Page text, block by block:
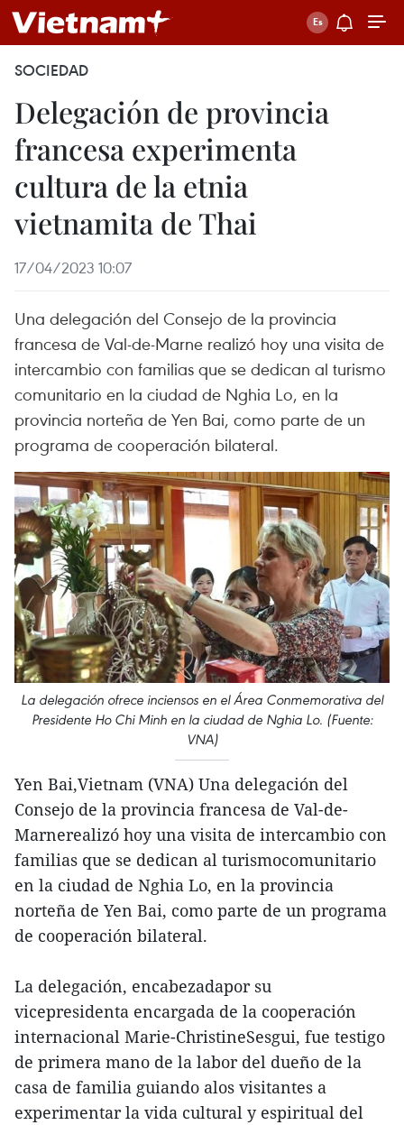
SOCIEDAD
Delegación de provincia
francesa experimenta
cultura de la etnia
vietnamita de Thai
17/04/2023 10:07
Una delegación del Consejo de la provincia
francesa de Val-de-Marne realizó hoy una visita de
intercambio con familias que se dedican al turismo
comunitario en la ciudad de Nghia Lo, en la
provincia norteña de Yen Bai, como parte de un
programa de cooperación bilateral.
La delegación ofrece inciensos en el Área Conmemorativa del
Presidente Ho Chi Minh en la ciudad de Nghia Lo. (Fuente:
VNA)
Yen Bai,Vietnam (VNA) Una delegación del
Consejo de la provincia francesa de Val-de-
Marnerealizó hoy una visita de intercambio con
familias que se dedican al turismocomunitario
en la ciudad de Nghia Lo, en la provincia
norteña de Yen Bai, como parte de un programa
de cooperación bilateral.
La delegación, encabezadapor su
vicepresidenta encargada de la cooperación
internacional Marie-ChristineSesgui, fue testigo
de primera mano de la labor del dueño de la
casa de familia guiando alos visitantes a
experimentar la vida cultural y espiritual del